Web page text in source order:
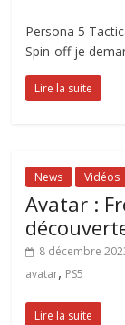
Persona 5
Spin-off je
Lire la suite
News Vidéos
Avatar :
8 décembre
avatar, PS5
Lire la suite